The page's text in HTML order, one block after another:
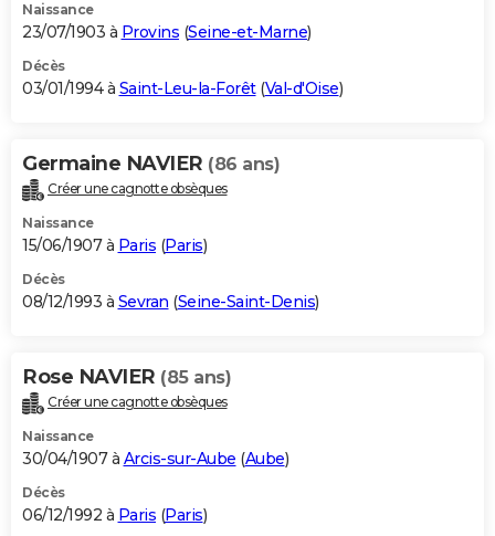
Naissance
23/07/1903 à Provins (Seine-et-Marne)
Décès
03/01/1994 à Saint-Leu-la-Forêt(Val-d'Oise)
Germaine NAVIER (86 ans)
Créer une cagnotte obsèques
Naissance
15/06/1907 à Paris (Paris)
Décès
08/12/1993 à Sevran (Seine-Saint-Denis)
Rose NAVIER (85 ans)
Créer une cagnotte obsèques
Naissance
30/04/1907 à Arcis-sur-Aube (Aube)
Décès
06/12/1992 à Paris (Paris)